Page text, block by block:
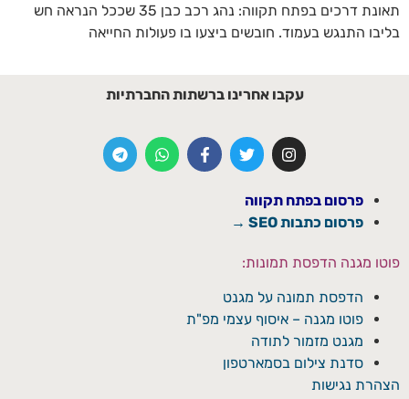
תאונת דרכים בפתח תקווה: נהג רכב כבן 35 שככל הנראה חש
בליבו התנגש בעמוד. חובשים ביצעו בו פעולות החייאה
עקבו אחרינו ברשתות החברתיות
פרסום בפתח תקווה
פרסום כתבות SEO →
פוטו מגנה הדפסת תמונות:
הדפסת תמונה על מגנט
פוטו מגנה – איסוף עצמי מפ"ת
מגנט מזמור לתודה
סדנת צילום בסמארטפון
הצהרת נגישות